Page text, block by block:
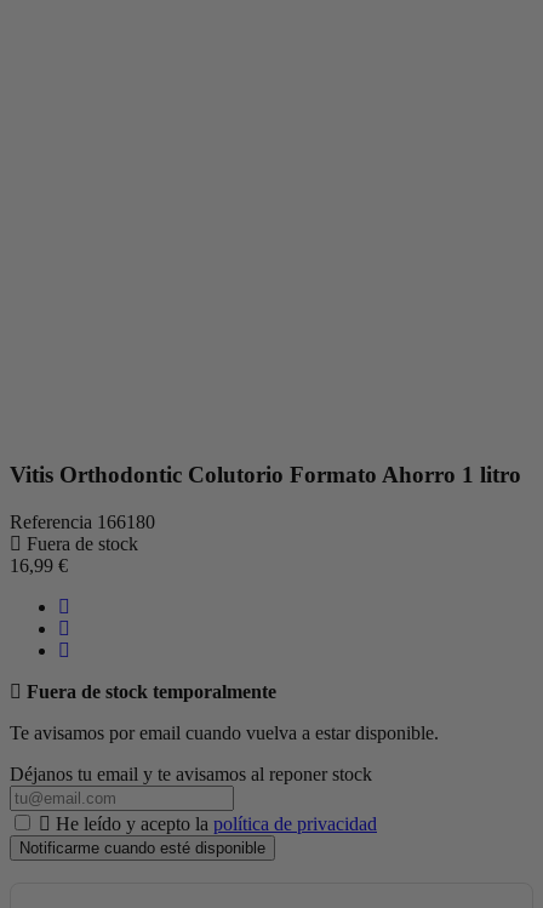
Vitis Orthodontic Colutorio Formato Ahorro 1 litro
Referencia 166180
Fuera de stock
16,99 €
Fuera de stock temporalmente
Te avisamos por email cuando vuelva a estar disponible.
Déjanos tu email y te avisamos al reponer stock
He leído y acepto la política de privacidad
Notificarme cuando esté disponible